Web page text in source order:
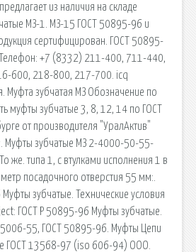
из наличия на складе
МЗ-1. МЗ-15 ГОСТ 50895-96 и
сертифицирован. ГОСТ 50895-
+7 (8332) 211-400, 711-440,
600, 218-800, 217-700. icq
Муфта зубчатая МЗ Обозначение по
муфты зубчатые 3, 8, 12, 14 по ГОСТ
от производителя "УралАктив"
Муфты зубчатые МЗ 2-4000-50-55-
же. типа 1, с втулками исполнения 1 в
посадочного отверстия 55 мм:.
зубчатые. Технические условия
ГОСТ Р 50895-96 Муфты зубчатые.
5006-55, ГОСТ 50895-96. Муфты Цепи
ГОСТ 13568-97 (iso 606-94) ООО.